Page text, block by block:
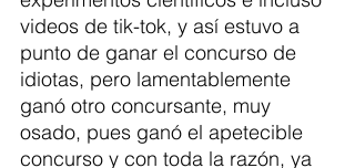
videos de tik-tok, y así estuvo a
punto de ganar el concurso de
idiotas, pero lamentablemente
ganó otro concursante, muy
osado, pues ganó el apetecible
concurso y con toda la razón, ya